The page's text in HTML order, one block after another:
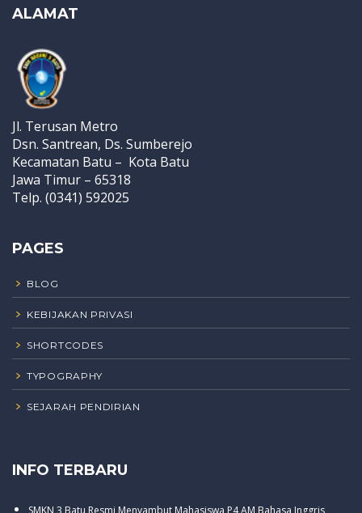
ALAMAT
Jl. Terusan Metro
Dsn. Santrean, Ds. Sumberejo
Kecamatan Batu – Kota Batu
Jawa Timur – 65318
Telp. (0341) 592025
PAGES
BLOG
KEBIJAKAN PRIVASI
SHORTCODES
TYPOGRAPHY
SEJARAH PENDIRIAN
INFO TERBARU